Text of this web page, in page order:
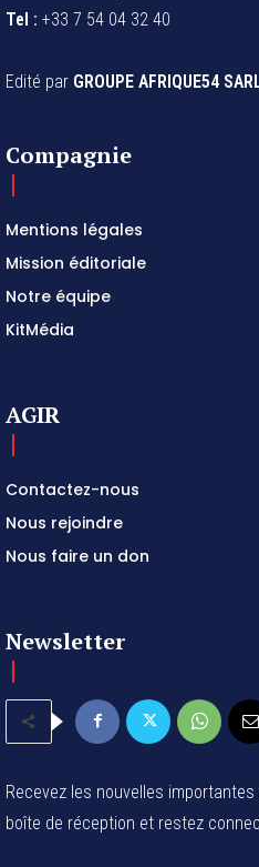
Tel : +33 7 54 04 32 40
Edité par GROUPE AFRIQUE54
Compagnie
Mentions légales
Mission éditoriale
Notre équipe
KitMédia
AGIR
Contactez-nous
Nous rejoindre
Nous faire un don
Newsletter
Recevez les nouvelles
boîte de réception et restez